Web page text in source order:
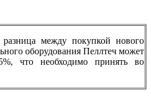
между покупкой нового
оборудования Пеллтеч может
что необходимо принять во